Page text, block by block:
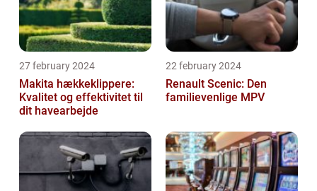
27 february 2024
Makita hækkeklippere:
Kvalitet og effektivitet til
dit havearbejde
22 february 2024
Renault Scenic: Den
familievenlige MPV